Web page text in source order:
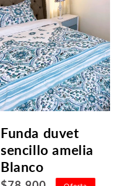
Funda duvet
sencillo amelia
Blanco